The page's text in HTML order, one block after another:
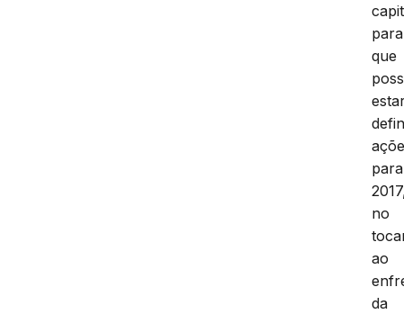
para
que
para
no
ao
da